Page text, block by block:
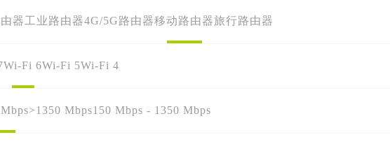
器工业路由器4G/5G路由器移动路由器旅行路由器
Wi-Fi 6Wi-Fi 5Wi-Fi 4
>1350 Mbps150 Mbps - 1350 Mbps